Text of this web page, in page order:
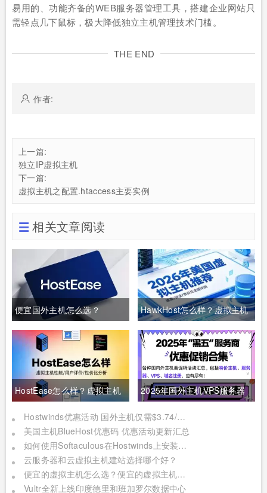
易用的、功能齐备的WEB服务器管理工具，搭建企业网站只
需轻点几下鼠标，极大降低独立主机管理技术门槛。
THE END
作者:
上一篇:
独立IP虚拟主机
下一篇:
虚拟主机之配置.htaccess主要实例
相关文章阅读
便宜国外主机怎么选？
HostEase入门方案月费与配
置对比
HawkHost怎么样？虚拟主机
与分销主机租用分析
HostEase怎么样？虚拟主机
与VPS方案评测
2025年国外主机VPS服务器
黑五活动大盘点
Hostwinds优惠活动 国外主机仅需$3.74/月 国外VPS低至$4.99/月
美国主机BlueHost优惠码 优惠活动更新汇总
如何使用Softaculous在Hostwinds上安装WordPress？
云服务器和云虚拟主机建站选择哪个好？
便宜的虚拟主机怎么选？便宜的虚拟主机哪家好？
Vultr全新上线印度德里和班加罗尔数据中心